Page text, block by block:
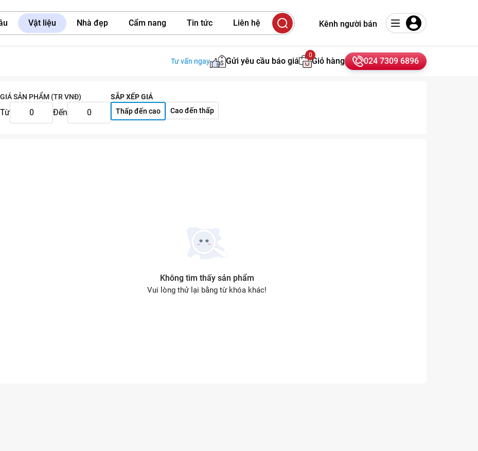
Vật liệu Nhà đẹp Cẩm nang Tin tức Liên hệ Kênh người bán
Tư vấn ngay Gửi yêu cầu báo giá Giỏ hàng
0
024 7309 6896
GIÁ SẢN PHẨM (TR VNĐ)
Từ Đến
SẮP XẾP GIÁ
Thấp đến cao
Cao đến thấp
Không tìm thấy sản phẩm
Vui lòng thử lại bằng từ khóa khác!